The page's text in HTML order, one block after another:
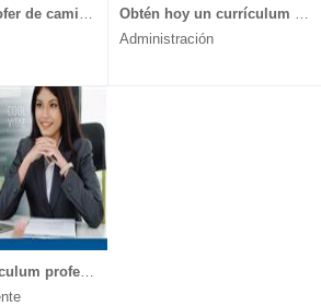
Se solicita Chofer de camión, experiencia en transporte de muebles y mercancía delicada, documentos al día, enviar CV a
¡Obtén el currículum profesional que te lleva a la entrevista!
Obtén hoy un currículum vitae moderno y llamativo.
Administración